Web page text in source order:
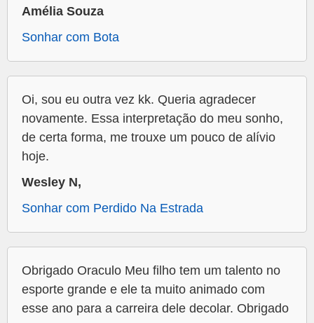
Amélia Souza
Sonhar com Bota
Oi, sou eu outra vez kk. Queria agradecer
novamente. Essa interpretação do meu sonho,
de certa forma, me trouxe um pouco de alívio
hoje.
Wesley N,
Sonhar com Perdido Na Estrada
Obrigado Oraculo Meu filho tem um talento no
esporte grande e ele ta muito animado com
esse ano para a carreira dele decolar. Obrigado